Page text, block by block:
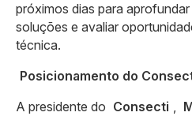
próximos dias para
soluções e avaliar
técnica.
Posicionamento do
A presidente do Consecti ,